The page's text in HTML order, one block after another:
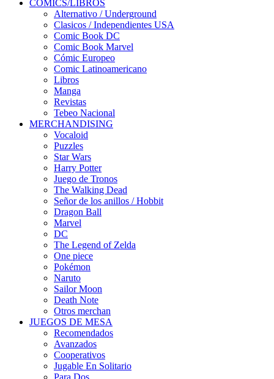
COMICS/LIBROS
Alternativo / Underground
Clasicos / Independientes USA
Comic Book DC
Comic Book Marvel
Cómic Europeo
Comic Latinoamericano
Libros
Manga
Revistas
Tebeo Nacional
MERCHANDISING
Vocaloid
Puzzles
Star Wars
Harry Potter
Juego de Tronos
The Walking Dead
Señor de los anillos / Hobbit
Dragon Ball
Marvel
DC
The Legend of Zelda
One piece
Pokémon
Naruto
Sailor Moon
Death Note
Otros merchan
JUEGOS DE MESA
Recomendados
Avanzados
Cooperativos
Jugable En Solitario
Para Dos